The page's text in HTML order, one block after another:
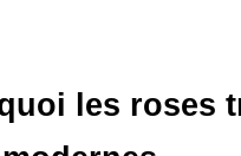
les roses